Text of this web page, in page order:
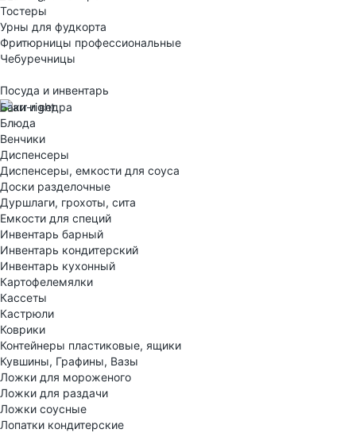
Тостеры
Урны для фудкорта
Фритюрницы профессиональные
Чебуречницы
Посуда и инвентарь
Баки и ведра
Блюда
Венчики
Диспенсеры
Диспенсеры, емкости для соуса
Доски разделочные
Дуршлаги, грохоты, сита
Емкости для специй
Инвентарь барный
Инвентарь кондитерский
Инвентарь кухонный
Картофелемялки
Кассеты
Кастрюли
Коврики
Контейнеры пластиковые, ящики
Кувшины, Графины, Вазы
Ложки для мороженого
Ложки для раздачи
Ложки соусные
Лопатки кондитерские